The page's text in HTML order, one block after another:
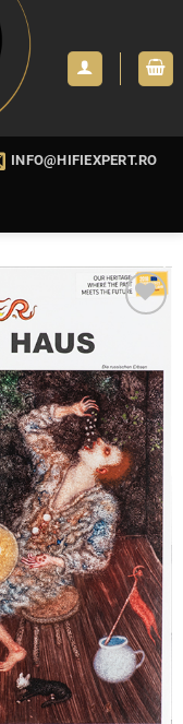
INFO@HIFIEXPERT.RO
WISHLIST